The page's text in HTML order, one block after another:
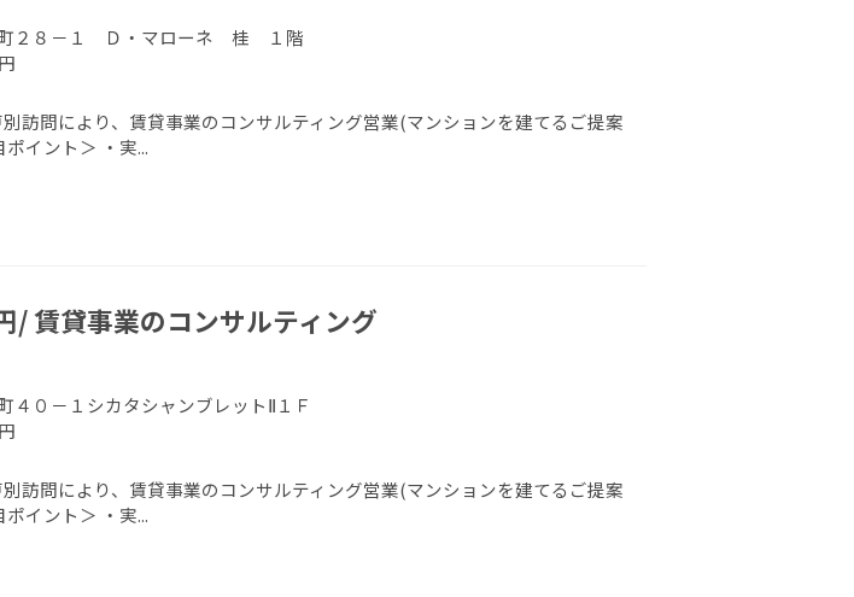
町２８－１ Ｄ・マローネ 桂 １階
別訪問により、賃貸事業のコンサルティング営業(マンションを建てるご提案
イント＞ ・実...
賃貸事業のコンサルティング
４０－１シカタシャンブレットⅡ１Ｆ
別訪問により、賃貸事業のコンサルティング営業(マンションを建てるご提案
イント＞ ・実...